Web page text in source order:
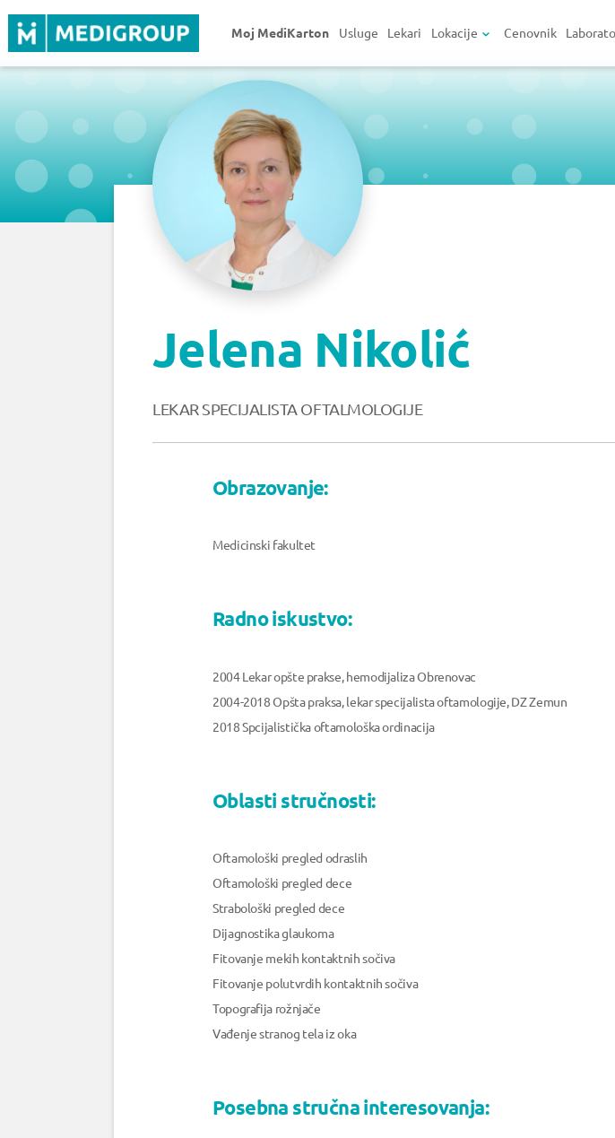
Moj MediKarton Usluge Lekari Lokacije Cenovnik
Jelena Nikolić
LEKAR SPECIJALISTA OFTALMOLOGIJE
Obrazovanje:
Medicinski fakultet
Radno iskustvo:
2004 Lekar opšte prakse, hemodijaliza Obrenovac
2004-2018 Opšta praksa, lekar specijalista oftamologije, DZ Zemun
2018 Spcijalistička oftamološka ordinacija
Oblasti stručnosti:
Oftamološki pregled odraslih
Oftamološki pregled dece
Strabološki pregled dece
Dijagnostika glaukoma
Fitovanje mekih kontaktnih sočiva
Fitovanje polutvrdih kontaktnih sočiva
Topografija rožnjače
Vađenje stranog tela iz oka
Posebna stručna interesovanja: